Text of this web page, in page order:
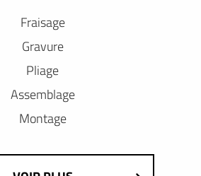
Fraisage
Gravure
Pliage
Assemblage
Montage